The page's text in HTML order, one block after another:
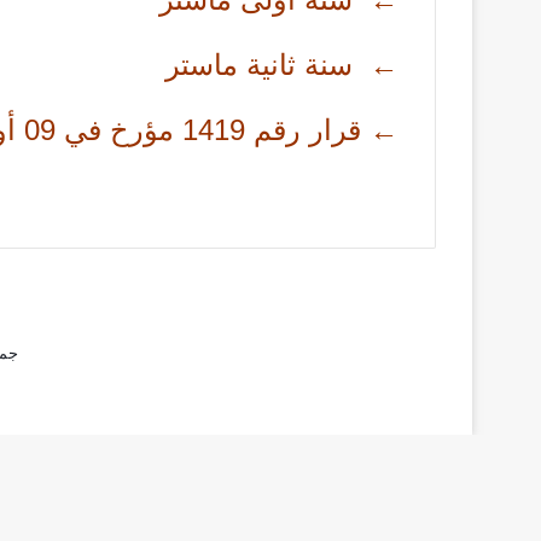
← سنة ثانية ماستر
← قرار رقم 1419 مؤرخ في 09 أوت 2016